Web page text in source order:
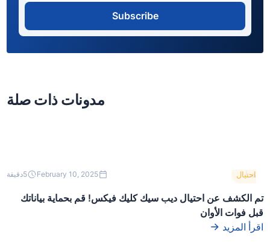
Subscribe
مدونات ذات صلة
هذا
داخل
كتلة
div.
احتيال February 10, 2025
5دقيقة
تم الكشف عن احتيال ديب سيك كليك فيكس! قم بحماية بياناتك
قبل فوات الأوان
اقرأ المزيد